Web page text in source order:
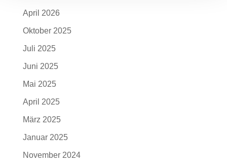
April 2026
Oktober 2025
Juli 2025
Juni 2025
Mai 2025
April 2025
März 2025
Januar 2025
November 2024